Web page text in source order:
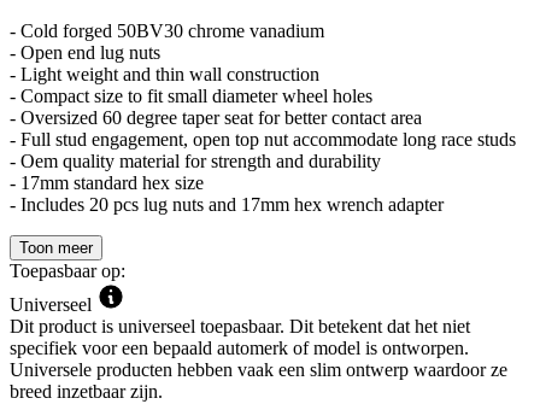
- Cold forged 50BV30 chrome vanadium
- Open end lug nuts
- Light weight and thin wall construction
- Compact size to fit small diameter wheel holes
- Oversized 60 degree taper seat for better contact area
- Full stud engagement, open top nut accommodate long race studs
- Oem quality material for strength and durability
- 17mm standard hex size
- Includes 20 pcs lug nuts and 17mm hex wrench adapter
Toon meer
Toepasbaar op:
Universeel
Dit product is universeel toepasbaar. Dit betekent dat het niet
specifiek voor een bepaald automerk of model is ontworpen.
Universele producten hebben vaak een slim ontwerp waardoor ze
breed inzetbaar zijn.